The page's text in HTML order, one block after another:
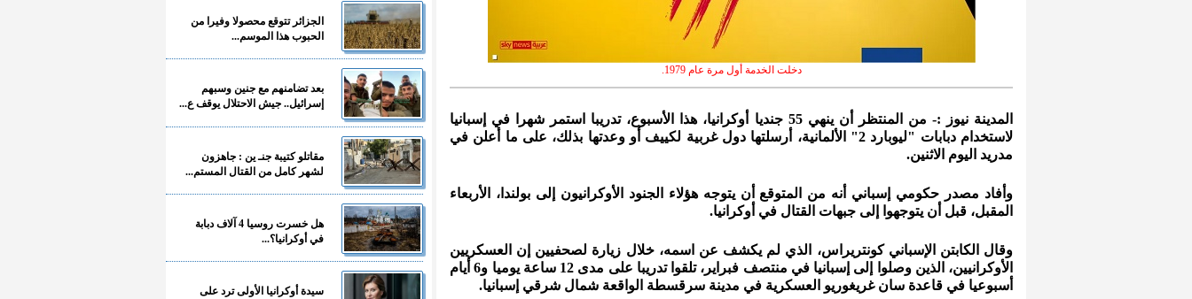
دخلت الخدمة أول مرة عام 1979.
المدينة نيوز :- من المنتظر أن ينهي 55 جنديا أوكرانيا، هذا الأسبوع، تدريبا استمر شهرا في إسبانيا
لاستخدام دبابات "ليوبارد 2" الألمانية، أرسلتها دول غربية لكييف أو وعدتها بذلك، على ما أعلن في
مدريد اليوم الاثنين.
وأفاد مصدر حكومي إسباني أنه من المتوقع أن يتوجه هؤلاء الجنود الأوكرانيون إلى بولندا، الأربعاء
المقبل، قبل أن يتوجهوا إلى جبهات القتال في أوكرانيا.
وقال الكابتن الإسباني كونتريراس، الذي لم يكشف عن اسمه، خلال زيارة لصحفيين إن العسكريين
الأوكرانيين، الذين وصلوا إلى إسبانيا في منتصف فبراير، تلقوا تدريبا على مدى 12 ساعة يوميا و6 أيام
أسبوعيا في قاعدة سان غريغوريو العسكرية في مدينة سرقسطة الواقعة شمال شرقي إسبانيا.
الجزائر تتوقع محصولا وفيرا من
الحبوب هذا الموسم...
بعد تضامنهم مع جنين وسبهم
إسرائيل.. جيش الاحتلال يوقف ع...
مقاتلو كتيبة جنـ ين : جاهزون
لشهر كامل من القتال المستم...
هل خسرت روسيا 4 آلاف دبابة
في أوكرانيا؟...
سيدة أوكرانيا الأولى ترد على